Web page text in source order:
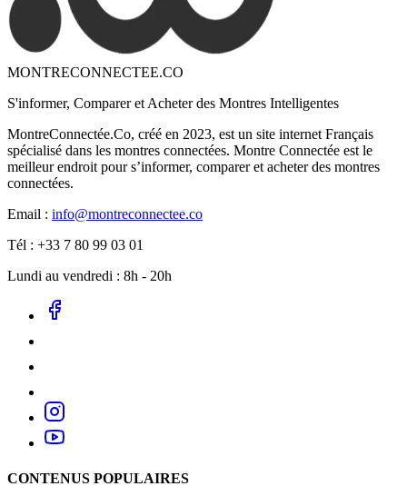
MONTRECONNECTEE.CO
S'informer, Comparer et Acheter des Montres Intelligentes
MontreConnectée.Co, créé en 2023, est un site internet Français
spécialisé dans les montres connectées. Montre Connectée est le
meilleur endroit pour s’informer, comparer et acheter des montres
connectées.
Email : info@montreconnectee.co
Tél : +33 7 80 99 03 01
Lundi au vendredi : 8h - 20h
CONTENUS POPULAIRES